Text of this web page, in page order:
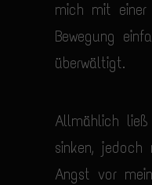
mich mit einer
Bewegung
überwältigt.
Allmählich
sinken,
Angst vor